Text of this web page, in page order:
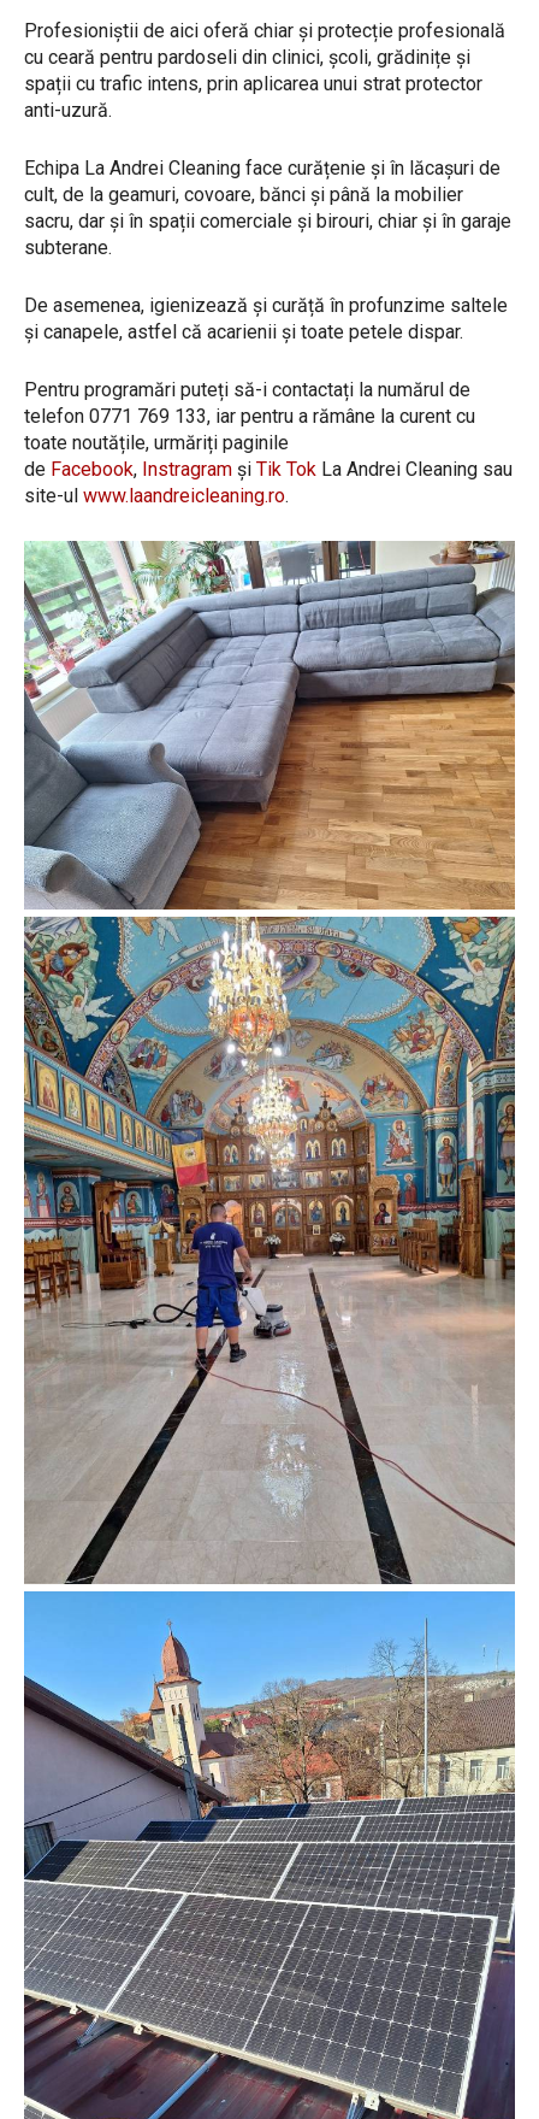
​Profesioniștii de aici oferă chiar și protecție profesională
cu ceară pentru pardoseli din clinici, școli, grădinițe și
spații cu trafic intens, prin aplicarea unui strat protector
anti-uzură.
​Echipa La Andrei Cleaning face curățenie și în lăcașuri de
cult, de la geamuri, covoare, bănci și până la mobilier
sacru, dar și în spații comerciale și birouri, chiar și în garaje
subterane.
De asemenea, igienizează și curăță în profunzime saltele
și canapele, astfel că acarienii și toate petele dispar.
Pentru programări puteți să-i contactați la numărul de
telefon 0771 769 133, iar pentru a rămâne la curent cu
toate noutățile, urmăriți paginile
de Facebook, Instragram și Tik Tok La Andrei Cleaning sau
site-ul www.laandreicleaning.ro.